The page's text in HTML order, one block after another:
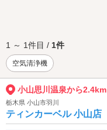
1 ～ 1件目 / 1件
空気清浄機
小山思川温泉から2.4km
栃木県 小山市羽川
ティンカーベル 小山店